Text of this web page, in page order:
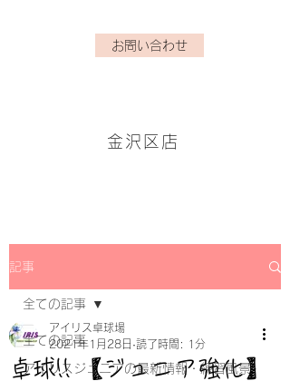
お問い合わせ
金沢区店
記事
全ての記事
アイリスジュニアの最新情報・練習風景
全ての記事
卓球!! 【ジュニア強化】
アイリス卓球場
2021年1月28日 読了時間: 1分